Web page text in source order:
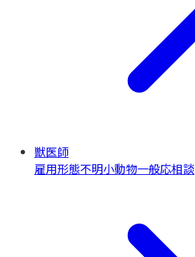
獣医師
雇用形態不明小動物一般応相談